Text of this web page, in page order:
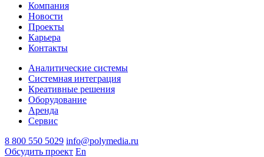
Компания
Новости
Проекты
Карьера
Контакты
Аналитические системы
Системная интеграция
Креативные решения
Оборудование
Аренда
Сервис
8 800 550 5029 info@polymedia.ru
Обсудить проект En